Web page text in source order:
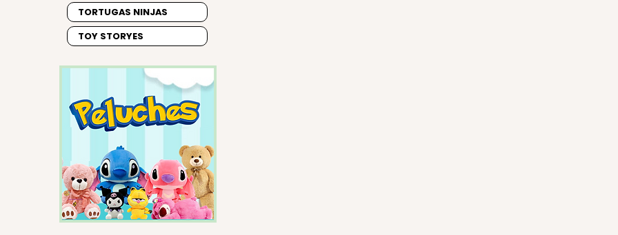
TORTUGAS NINJAS
TOY STORYES